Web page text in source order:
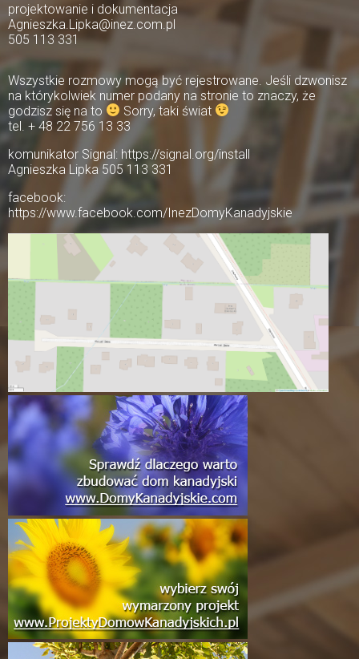
projektowanie i dokumentacja
Agnieszka.Lipka@inez.com.pl
505 113 331
Wszystkie rozmowy mogą być rejestrowane. Jeśli dzwonisz
na którykolwiek numer podany na stronie to znaczy, że
godzisz się na to
Sorry, taki świat
tel. + 48 22 756 13 33
komunikator Signal: https://signal.org/install
Agnieszka Lipka 505 113 331
facebook:
https://www.facebook.com/InezDomyKanadyjskie